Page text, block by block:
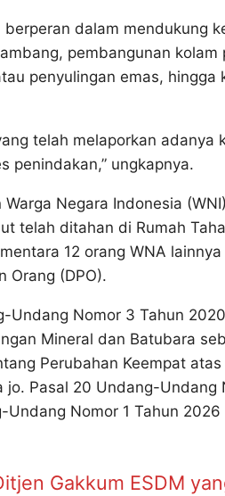
dalam mendukung
pembangunan kolam
penyulingan emas, hingga
telah melaporkan adanya
penindakan,” ungkapnya.
Negara Indonesia
telah ditahan di Rumah
12 orang WNA
Orang (DPO).
Undang Nomor 3 Tahun
Mineral dan Batubara
Perubahan Keempat
Pasal 20 Undang-Undang
Nomor 1 Tahun
Gakkum ESDM